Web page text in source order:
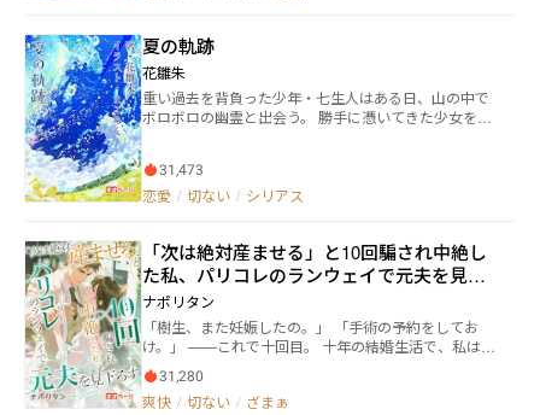
夏の軌跡
花雛朱
重い過去を背負った少年・七生人はある日、山の中で
ボロボロの幽霊と出会う。 勝手に憑いてきた少女を成
様々な人間の優しさが織り成す、友情あり家族愛あり
の切ない恋物語。
31,473
恋愛 / 切ない / シリアス
「次は絶対産ませる」と10回騙され中絶し
た私、パリコレのランウェイで元夫を見下
ろす
ナポリタン
「樹生、また妊娠したの。」 「手術の予約をしてお
け。」 ——これで十回目。 十年の結婚生活で、私は彼
の子を十回妊娠した。 毎回彼は「次こそ産ませる」と
言いながら、結局は私を手術台に追いやった。 そして
十回目、医者に「もう命の保証はできない」と警告さ
31,280
爽快 / 切ない / ざまぁ